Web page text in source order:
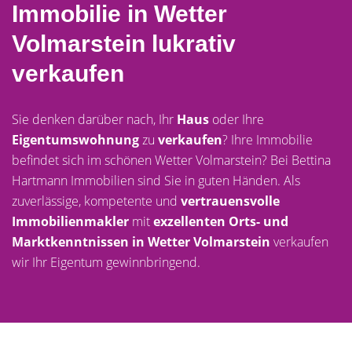
Immobilie in Wetter
Volmarstein lukrativ
verkaufen
Sie denken darüber nach, Ihr Haus oder Ihre
Eigentumswohnungzu verkaufen? Ihre Immobilie
befindet sich im schönen Wetter Volmarstein? Bei Bettina
Hartmann Immobilien sind Sie in guten Händen. Als
zuverlässige, kompetente und vertrauensvolle
Immobilienmakler mitexzellenten Orts- und
Marktkenntnissen in Wetter Volmarstein verkaufen
wir Ihr Eigentum gewinnbringend.